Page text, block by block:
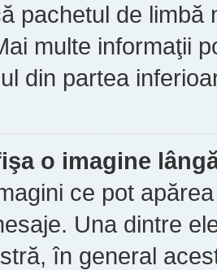
pachetul de
multe informaţii
din partea
o imagine
ce pot
Una dintre
în general